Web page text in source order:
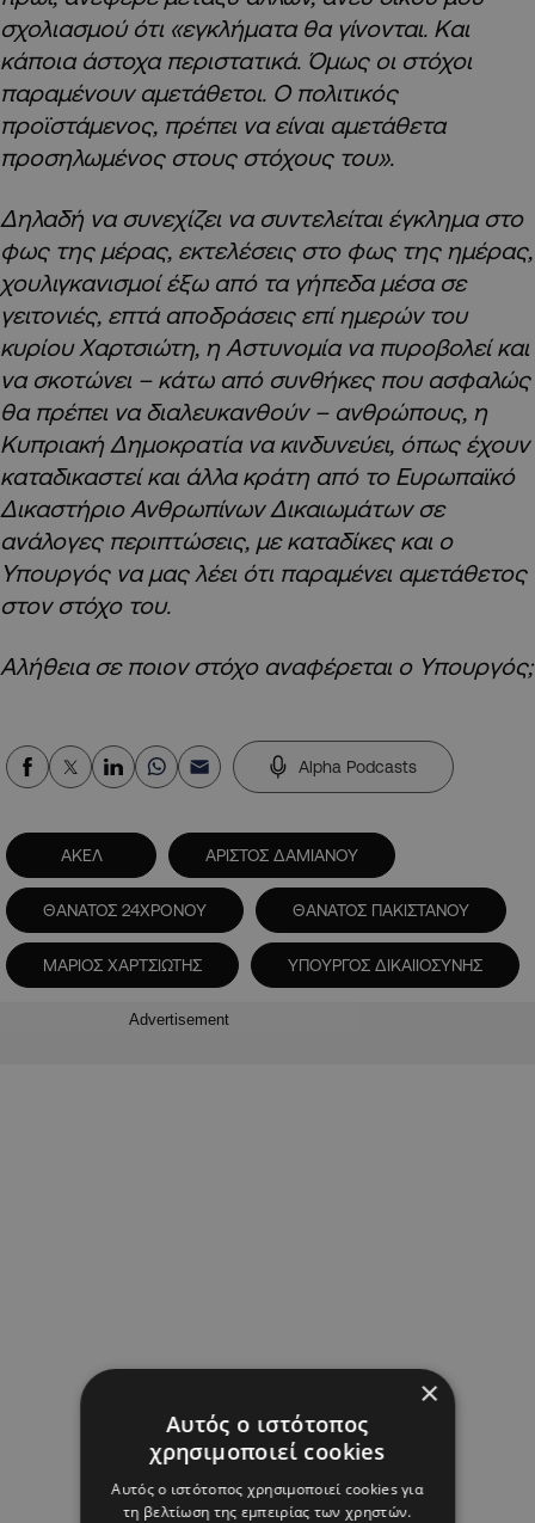
σχολιασμού ότι «εγκλήματα θα γίνονται. Και
κάποια άστοχα περιστατικά. Όμως οι στόχοι
παραμένουν αμετάθετοι. Ο πολιτικός
προϊστάμενος, πρέπει να είναι αμετάθετα
προσηλωμένος στους στόχους του».
Δηλαδή να συνεχίζει να συντελείται έγκλημα στο
φως της μέρας, εκτελέσεις στο φως της ημέρας,
χουλιγκανισμοί έξω από τα γήπεδα μέσα σε
γειτονιές, επτά αποδράσεις επί ημερών του
κυρίου Χαρτσιώτη, η Αστυνομία να πυροβολεί και
να σκοτώνει – κάτω από συνθήκες που ασφαλώς
θα πρέπει να διαλευκανθούν – ανθρώπους, η
Κυπριακή Δημοκρατία να κινδυνεύει, όπως έχουν
καταδικαστεί και άλλα κράτη από το Ευρωπαϊκό
Δικαστήριο Ανθρωπίνων Δικαιωμάτων σε
ανάλογες περιπτώσεις, με καταδίκες και ο
Υπουργός να μας λέει ότι παραμένει αμετάθετος
στον στόχο του.
Αλήθεια σε ποιον στόχο αναφέρεται ο Υπουργός;
Alpha Podcasts
ΑΚΕΛ ΑΡΙΣΤΟΣ ΔΑΜΙΑΝΟΥ
ΘΑΝΑΤΟΣ 24ΧΡΟΝΟΥ ΘΑΝΑΤΟΣ ΠΑΚΙΣΤΑΝΟΥ
ΜΑΡΙΟΣ ΧΑΡΤΣΙΩΤΗΣ ΥΠΟΥΡΓΟΣ ΔΙΚΑΙΙΟΣΥΝΗΣ
Advertisement
×
Αυτός ο ιστότοπος
χρησιμοποιεί cookies
Αυτός ο ιστότοπος χρησιμοποιεί cookies για
τη βελτίωση της εμπειρίας των χρηστών.